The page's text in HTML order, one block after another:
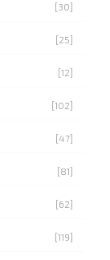
[30]
[25]
[12]
[102]
[47]
[81]
[62]
[119]